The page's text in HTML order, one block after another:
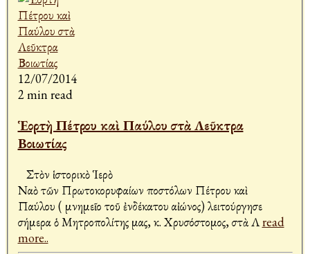
12/07/2014
2 min read
Ἑορτὴ Πέτρου καὶ Παύλου στὰ Λεῦκτρα
Βοιωτίας
Στὸν ἱστορικὸ Ἱερὸ
Ναὸ τῶν Πρωτοκορυφαίων Ἀποστόλων Πέτρου καὶ
Παύλου ( μνημεῖο τοῦ ἐνδέκατου αἰώνος) λειτούργησε
σήμερα ὁ Μητροπολίτης μας, κ. Χρυσόστομος, στὰ Λread
more..